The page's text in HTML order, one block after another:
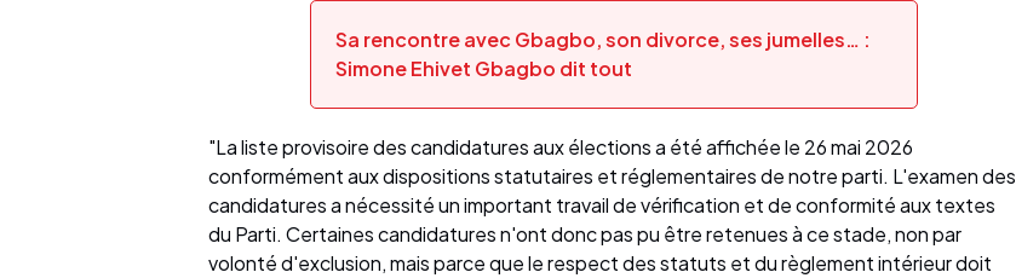
Sa rencontre avec Gbagbo, son divorce, ses jumelles… :
Simone Ehivet Gbagbo dit tout
"La liste provisoire des candidatures aux élections a été affichée le 26 mai 2026
conformément aux dispositions statutaires et réglementaires de notre parti. L'examen des
candidatures a nécessité un important travail de vérification et de conformité aux textes
du Parti. Certaines candidatures n'ont donc pas pu être retenues à ce stade, non par
volonté d'exclusion, mais parce que le respect des statuts et du règlement intérieur doit